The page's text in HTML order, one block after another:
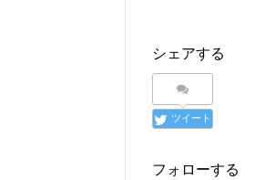
シェアする
ツイート
フォローする